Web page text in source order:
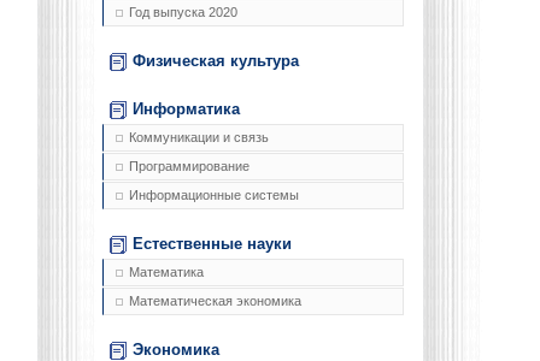
Год выпуска 2020
Физическая культура
Информатика
Коммуникации и связь
Программирование
Информационные системы
Естественные науки
Математика
Математическая экономика
Экономика